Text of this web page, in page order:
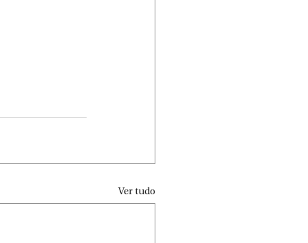
Ver tudo